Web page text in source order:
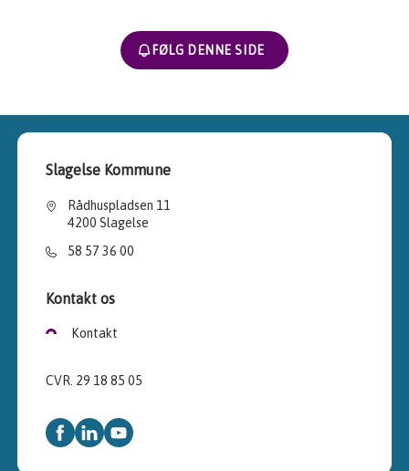
FØLG DENNE SIDE
Slagelse Kommune
Rådhuspladsen 11
4200 Slagelse
58 57 36 00
Kontakt os
Kontakt
CVR. 29 18 85 05